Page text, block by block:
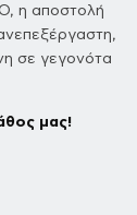
η αποστολή
σε γεγονότα
μας!